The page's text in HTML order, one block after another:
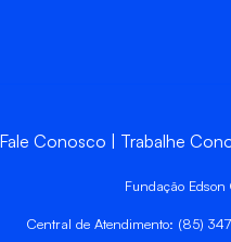
Fale Conosco Trabalhe
Fundação
Central de Atendimento: (85)